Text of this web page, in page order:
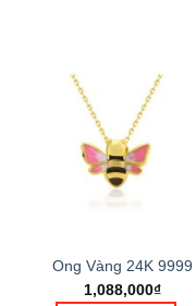
Ong Vàng 24K 9999
1,088,000₫